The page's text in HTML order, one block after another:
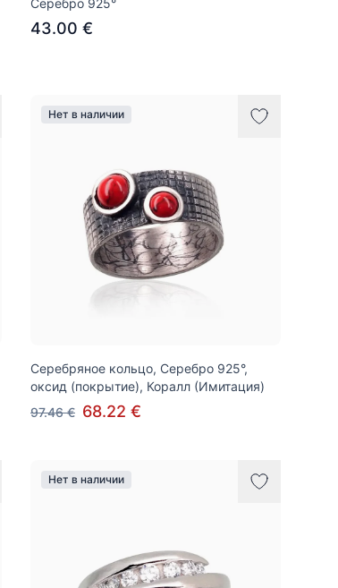
Серебро 925°
43.00 €
Нет в наличии
Серебряное кольцо, Серебро 925°,
оксид (покрытие), Коралл (Имитация)
97.46 € 68.22 €
Нет в наличии